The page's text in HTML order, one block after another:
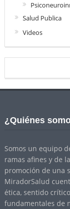
Salud Publica
Videos
¿Quiénes
Somos un equipo
ramas afines y de
promoción de una
MiradorSalud
ética, sentido
fundamentales de